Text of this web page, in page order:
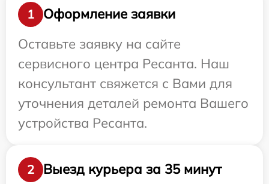
1
Оформление заявки
Оставьте заявку на сайте
сервисного центра Ресанта. Наш
консультант свяжется с Вами для
уточнения деталей ремонта Вашего
устройства Ресанта.
2
Выезд курьера за 35 минут